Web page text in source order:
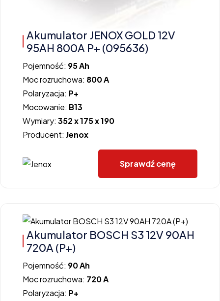
Akumulator JENOX GOLD 12V
95AH 800A P+ (095636)
Pojemność: 95 Ah
Moc rozruchowa: 800 A
Polaryzacja: P+
Mocowanie: B13
Wymiary: 352 x 175 x 190
Producent: Jenox
Sprawdź cenę
Akumulator BOSCH S3 12V 90AH
720A (P+)
Pojemność: 90 Ah
Moc rozruchowa: 720 A
Polaryzacja: P+